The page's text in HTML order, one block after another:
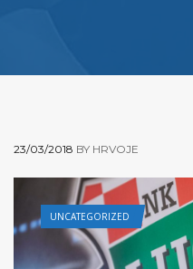
23/03/2018 BY HRVOJE
UNCATEGORIZED